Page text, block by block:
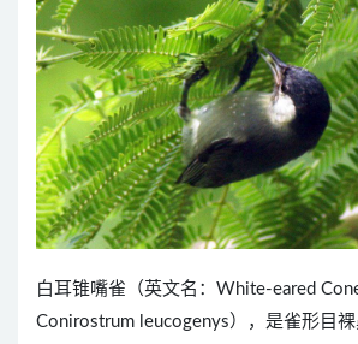
白耳锥嘴雀（英文名：White-eared
Conirostrum leucogenys），是雀形目